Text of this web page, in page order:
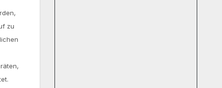
zu